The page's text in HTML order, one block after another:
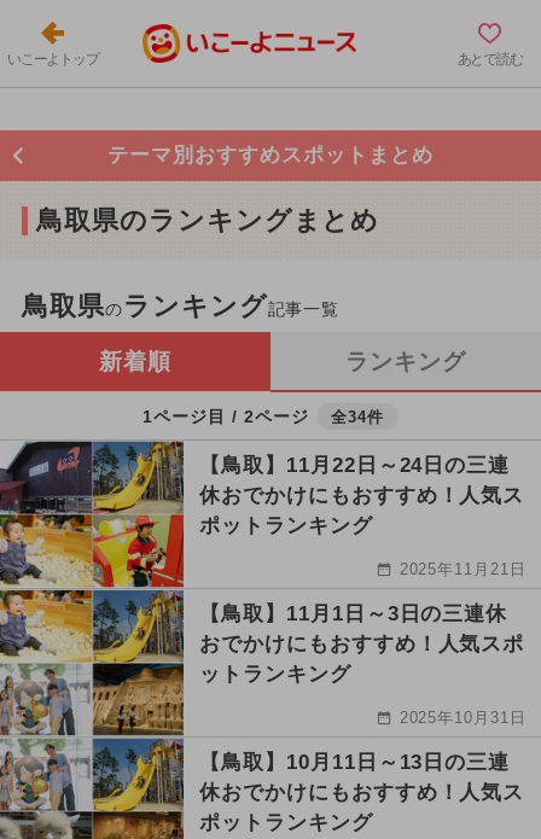
いこーよトップ あとで読む
テーマ別おすすめスポットまとめ
鳥取県のランキングまとめ
鳥取県のランキング記事一覧
新着順 ランキング
1ページ目 / 2ページ 全34件
【鳥取】11月22日～24日の三連
休おでかけにもおすすめ！人気ス
ポットランキング
2025年11月21日
【鳥取】11月1日～3日の三連休
おでかけにもおすすめ！人気スポ
ットランキング
2025年10月31日
【鳥取】10月11日～13日の三連
休おでかけにもおすすめ！人気ス
ポットランキング